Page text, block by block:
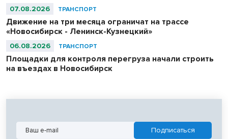
07.08.2026 ТРАНСПОРТ
Движение на три месяца ограничат на трассе
«Новосибирск - Ленинск-Кузнецкий»
06.08.2026 ТРАНСПОРТ
Площадки для контроля перегруза начали строить
на въездах в Новосибирск